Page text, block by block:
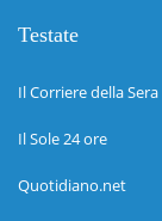
Testate
Il Corriere della Sera
Il Sole 24 ore
Quotidiano.net